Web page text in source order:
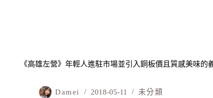
《高雄左營》年輕人進駐市場並引入銅板價且質感美味的
Damei 2018-05-11 未分類